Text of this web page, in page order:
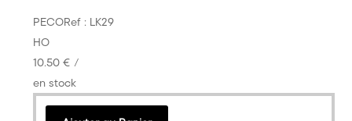
PECORef : LK29
HO
10.50 € /
en stock